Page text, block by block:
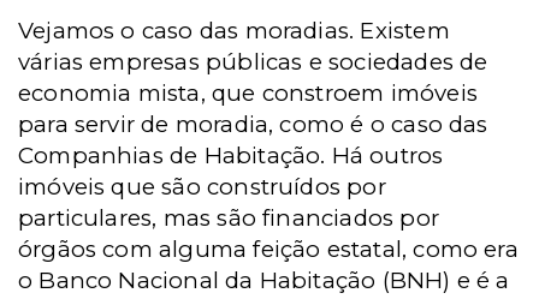
Vejamos o caso das moradias. Existem
várias empresas públicas e sociedades de
economia mista, que constroem imóveis
para servir de moradia, como é o caso das
Companhias de Habitação. Há outros
imóveis que são construídos por
particulares, mas são financiados por
órgãos com alguma feição estatal, como era
o Banco Nacional da Habitação (BNH) e é a